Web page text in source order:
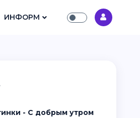
ИНФОРМ